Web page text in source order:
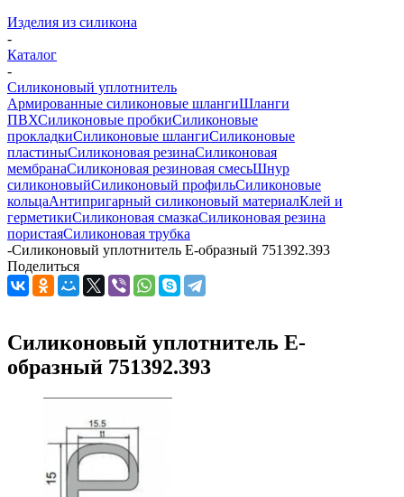
Изделия из силикона
-
Каталог
-
Силиконовый уплотнитель
Армированные силиконовые шлангиШланги
ПВХСиликоновые пробкиСиликоновые
прокладкиСиликоновые шлангиСиликоновые
пластиныСиликоновая резинаСиликоновая
мембранаСиликоновая резиновая смесьШнур
силиконовыйСиликоновый профильСиликоновые
кольцаАнтипригарный силиконовый материалКлей и
герметикиСиликоновая смазкаСиликоновая резина
пористаяСиликоновая трубка
-Силиконовый уплотнитель Е-образный 751392.393
Поделиться
Силиконовый уплотнитель Е-
образный 751392.393